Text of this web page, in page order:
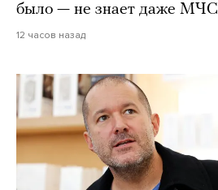
было — не знает даже МЧС
12 часов назад